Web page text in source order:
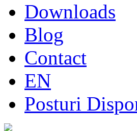
Downloads
Blog
Contact
EN
Posturi